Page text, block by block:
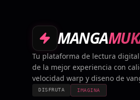
MANGA
Tu plataforma de lectura
de la mejor experiencia con
velocidad warp y diseno de
DISFRUTA IMAGINA